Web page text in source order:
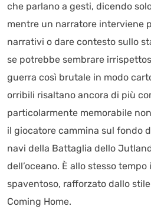
che parlano a gesti, dicendo
mentre un narratore interviene
narrativi o dare contesto sullo
se potrebbe sembrare
guerra così brutale in modo
orribili risaltano ancora di più
particolarmente memorabile
il giocatore cammina sul fondo
navi della Battaglia dello
dell’oceano. È allo stesso
spaventoso, rafforzato dallo
Coming Home.